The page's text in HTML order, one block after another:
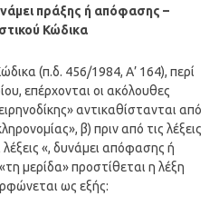
πράξης ή απόφασης –
Κώδικα
(π.δ. 456/1984, Α’ 164), περί
επέρχονται οι ακόλουθες
αντικαθίστανται από
β) πριν από τις λέξεις
«, δυνάμει απόφασης ή
μερίδα» προστίθεται η λέξη
ως εξής: